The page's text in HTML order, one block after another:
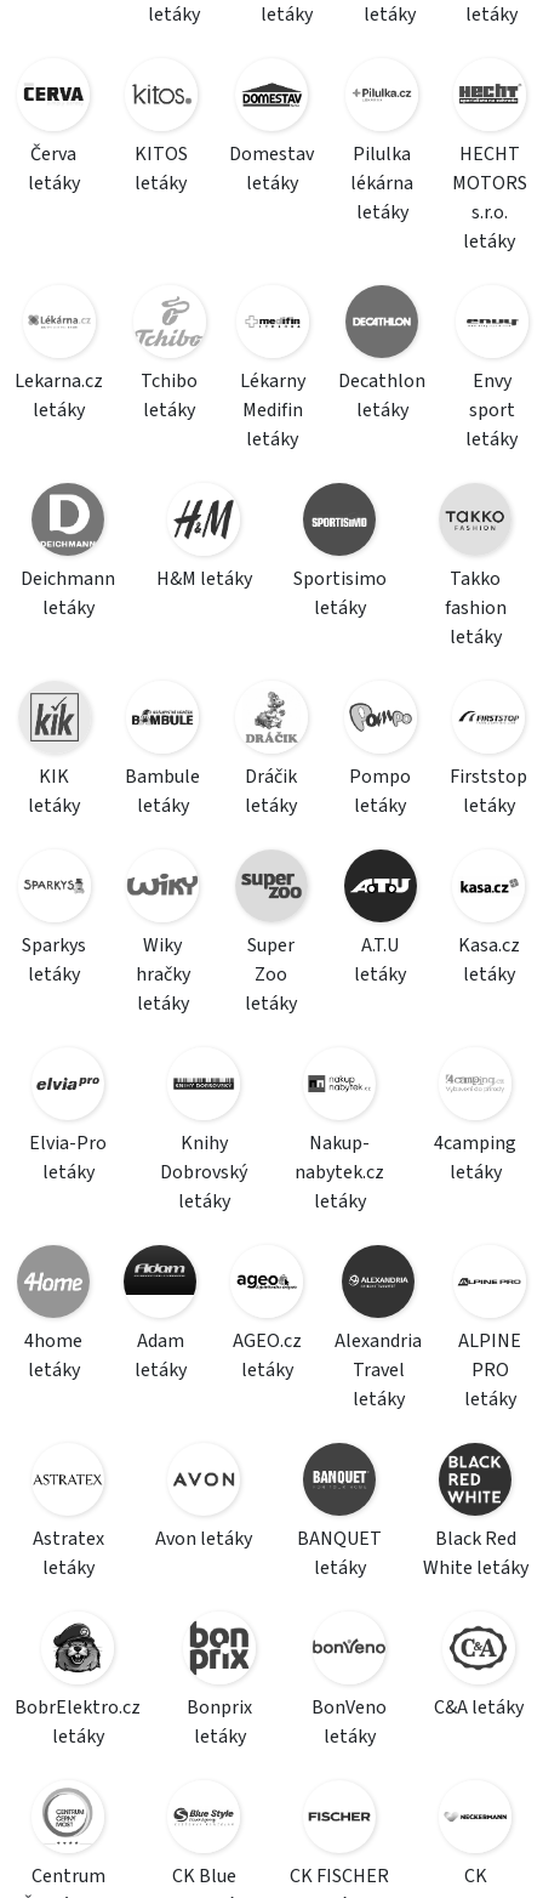
letáky
letáky
letáky
letáky
Červa
letáky
KITOS
letáky
Domestav
letáky
Pilulka
lékárna
letáky
HECHT
MOTORS
s.r.o.
letáky
Lekarna.cz
letáky
Tchibo
letáky
Lékarny
Medifin
letáky
Decathlon
letáky
Envy
sport
letáky
Deichmann
letáky
H&M letáky
Sportisimo
letáky
Takko
fashion
letáky
KIK
letáky
Bambule
letáky
Dráčik
letáky
Pompo
letáky
Firststop
letáky
Sparkys
letáky
Wiky
hračky
letáky
Super
Zoo
letáky
A.T.U
letáky
Kasa.cz
letáky
Elvia-Pro
letáky
Knihy
Dobrovský
letáky
Nakup-
nabytek.cz
letáky
4camping
letáky
4home
letáky
Adam
letáky
AGEO.cz
letáky
Alexandria
Travel
letáky
ALPINE
PRO
letáky
Astratex
letáky
Avon letáky
BANQUET
letáky
Black Red
White letáky
BobrElektro.cz
letáky
Bonprix
letáky
BonVeno
letáky
C&A letáky
Centrum
CK Blue
CK FISCHER
CK